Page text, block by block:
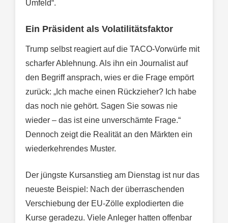
Umfeld“.
Ein Präsident als Volatilitätsfaktor
Trump selbst reagiert auf die TACO-Vorwürfe mit
scharfer Ablehnung. Als ihn ein Journalist auf
den Begriff ansprach, wies er die Frage empört
zurück: „Ich mache einen Rückzieher? Ich habe
das noch nie gehört. Sagen Sie sowas nie
wieder – das ist eine unverschämte Frage.“
Dennoch zeigt die Realität an den Märkten ein
wiederkehrendes Muster.
Der jüngste Kursanstieg am Dienstag ist nur das
neueste Beispiel: Nach der überraschenden
Verschiebung der EU-Zölle explodierten die
Kurse geradezu. Viele Anleger hatten offenbar